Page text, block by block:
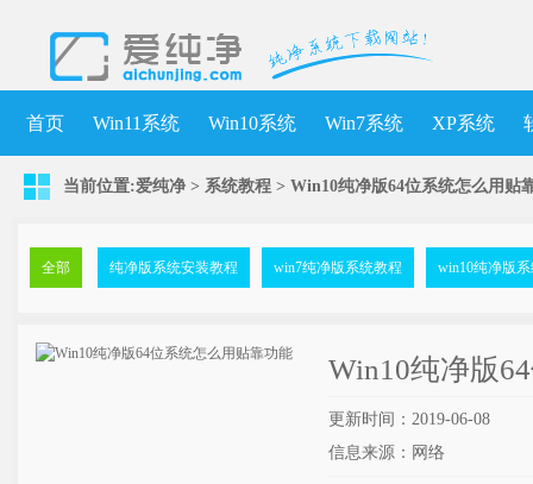
首页 Win11系统 Win10系统 Win7系统 XP系统
当前位置:爱纯净 > 系统教程 > Win10纯净版64位系统怎么用贴
全部 纯净版系统安装教程 win7纯净版系统教程 win10纯净版
Win10纯净版
更新时间：2019-06-08
信息来源：网络